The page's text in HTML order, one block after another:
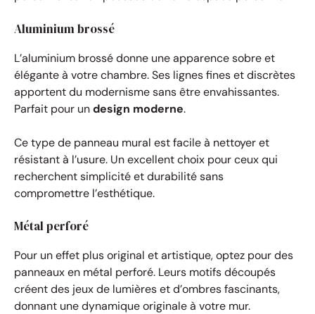
Aluminium brossé
L’aluminium brossé donne une apparence sobre et
élégante à votre chambre. Ses lignes fines et discrètes
apportent du modernisme sans être envahissantes.
Parfait pour undesign moderne.
Ce type de panneau mural est facile à nettoyer et
résistant à l’usure. Un excellent choix pour ceux qui
recherchent simplicité et durabilité sans
compromettre l’esthétique.
Métal perforé
Pour un effet plus original et artistique, optez pour des
panneaux en métal perforé. Leurs motifs découpés
créent des jeux de lumières et d’ombres fascinants,
donnant une dynamique originale à votre mur.